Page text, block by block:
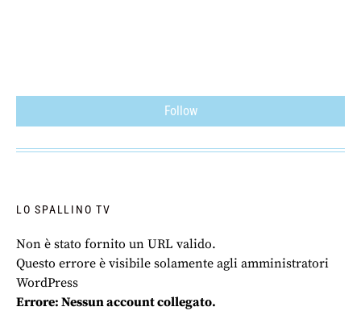
Follow
LO SPALLINO TV
Non è stato fornito un URL valido.
Questo errore è visibile solamente agli amministratori
WordPress
Errore: Nessun account collegato.